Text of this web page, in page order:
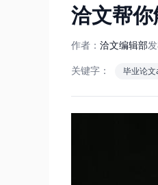
洽文帮
作者： 洽文编辑部
关键字：
毕业论